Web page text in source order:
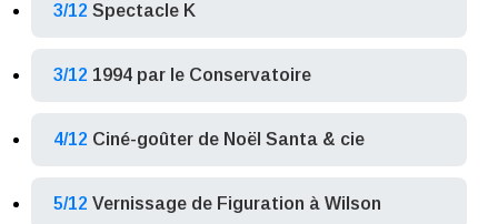
3/12 Spectacle K
3/12 1994 par le Conservatoire
4/12 Ciné-goûter de Noël Santa & cie
5/12 Vernissage de Figuration à Wilson